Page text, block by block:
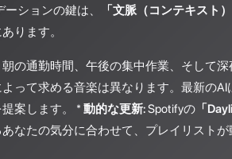
ションの鍵は、
「文脈（コンテキスト
ります。
朝の通勤時間、午後の集中作業、そして
って求める音楽は異なります。最新の
案します。 * 動的な更新:Spotifyの 「
なたの気分に合わせて、プレイリスト